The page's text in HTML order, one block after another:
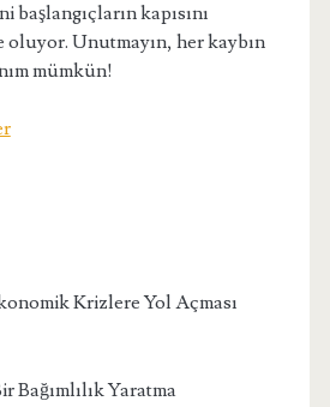
başlangıçların kapısını
oluyor. Unutmayın, her kaybın
mümkün!
Krizlere Yol Açması
Bağımlılık Yaratma